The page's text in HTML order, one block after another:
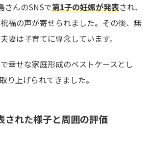
さんのSNSで第1子の妊娠が発表され、
福の声が寄せられました。その後、無
妻は子育てに専念しています。
幸せな家庭形成のベストケースとし
り上げられてきました。
された様子と周囲の評価